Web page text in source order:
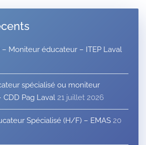
Moniteur éducateur – ITEP Laval
spécialisé ou moniteur
Pag Laval 21 juillet 2026
Spécialisé (H/F) – EMAS 20